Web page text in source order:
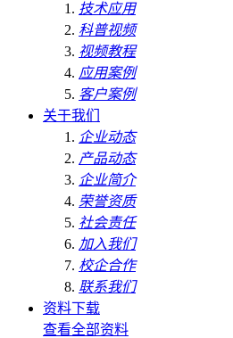
技术应用
科普视频
视频教程
应用案例
客户案例
关于我们
企业动态
产品动态
企业简介
荣誉资质
社会责任
加入我们
校企合作
联系我们
资料下载
查看全部资料